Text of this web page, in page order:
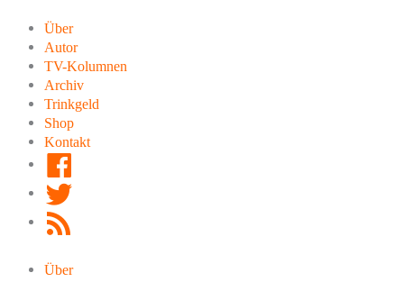
Inhalt
springen
Über
Autor
TV-Kolumnen
Archiv
Trinkgeld
Shop
Kontakt
Über